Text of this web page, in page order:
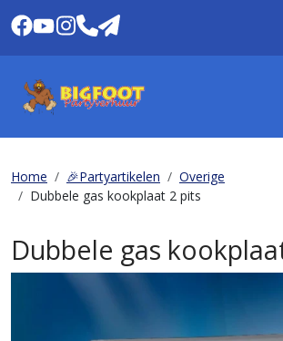
Home 🎉Partyartikelen
Overige
Dubbele gas kookplaat 2 pits
Dubbele gas